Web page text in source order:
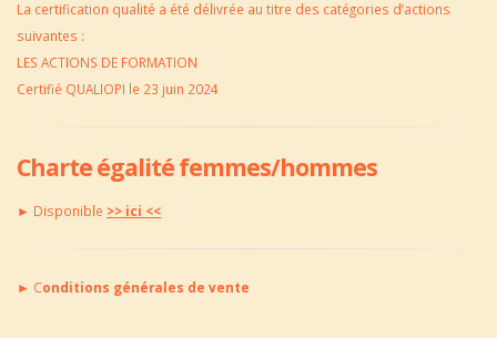
La certification qualité a été délivrée au titre des catégories d’actions
suivantes :
LES ACTIONS DE FORMATION
Certifié QUALIOPI le 23 juin 2024
Charte égalité femmes/hommes
► Disponible >> ici <<
► Conditions générales de vente